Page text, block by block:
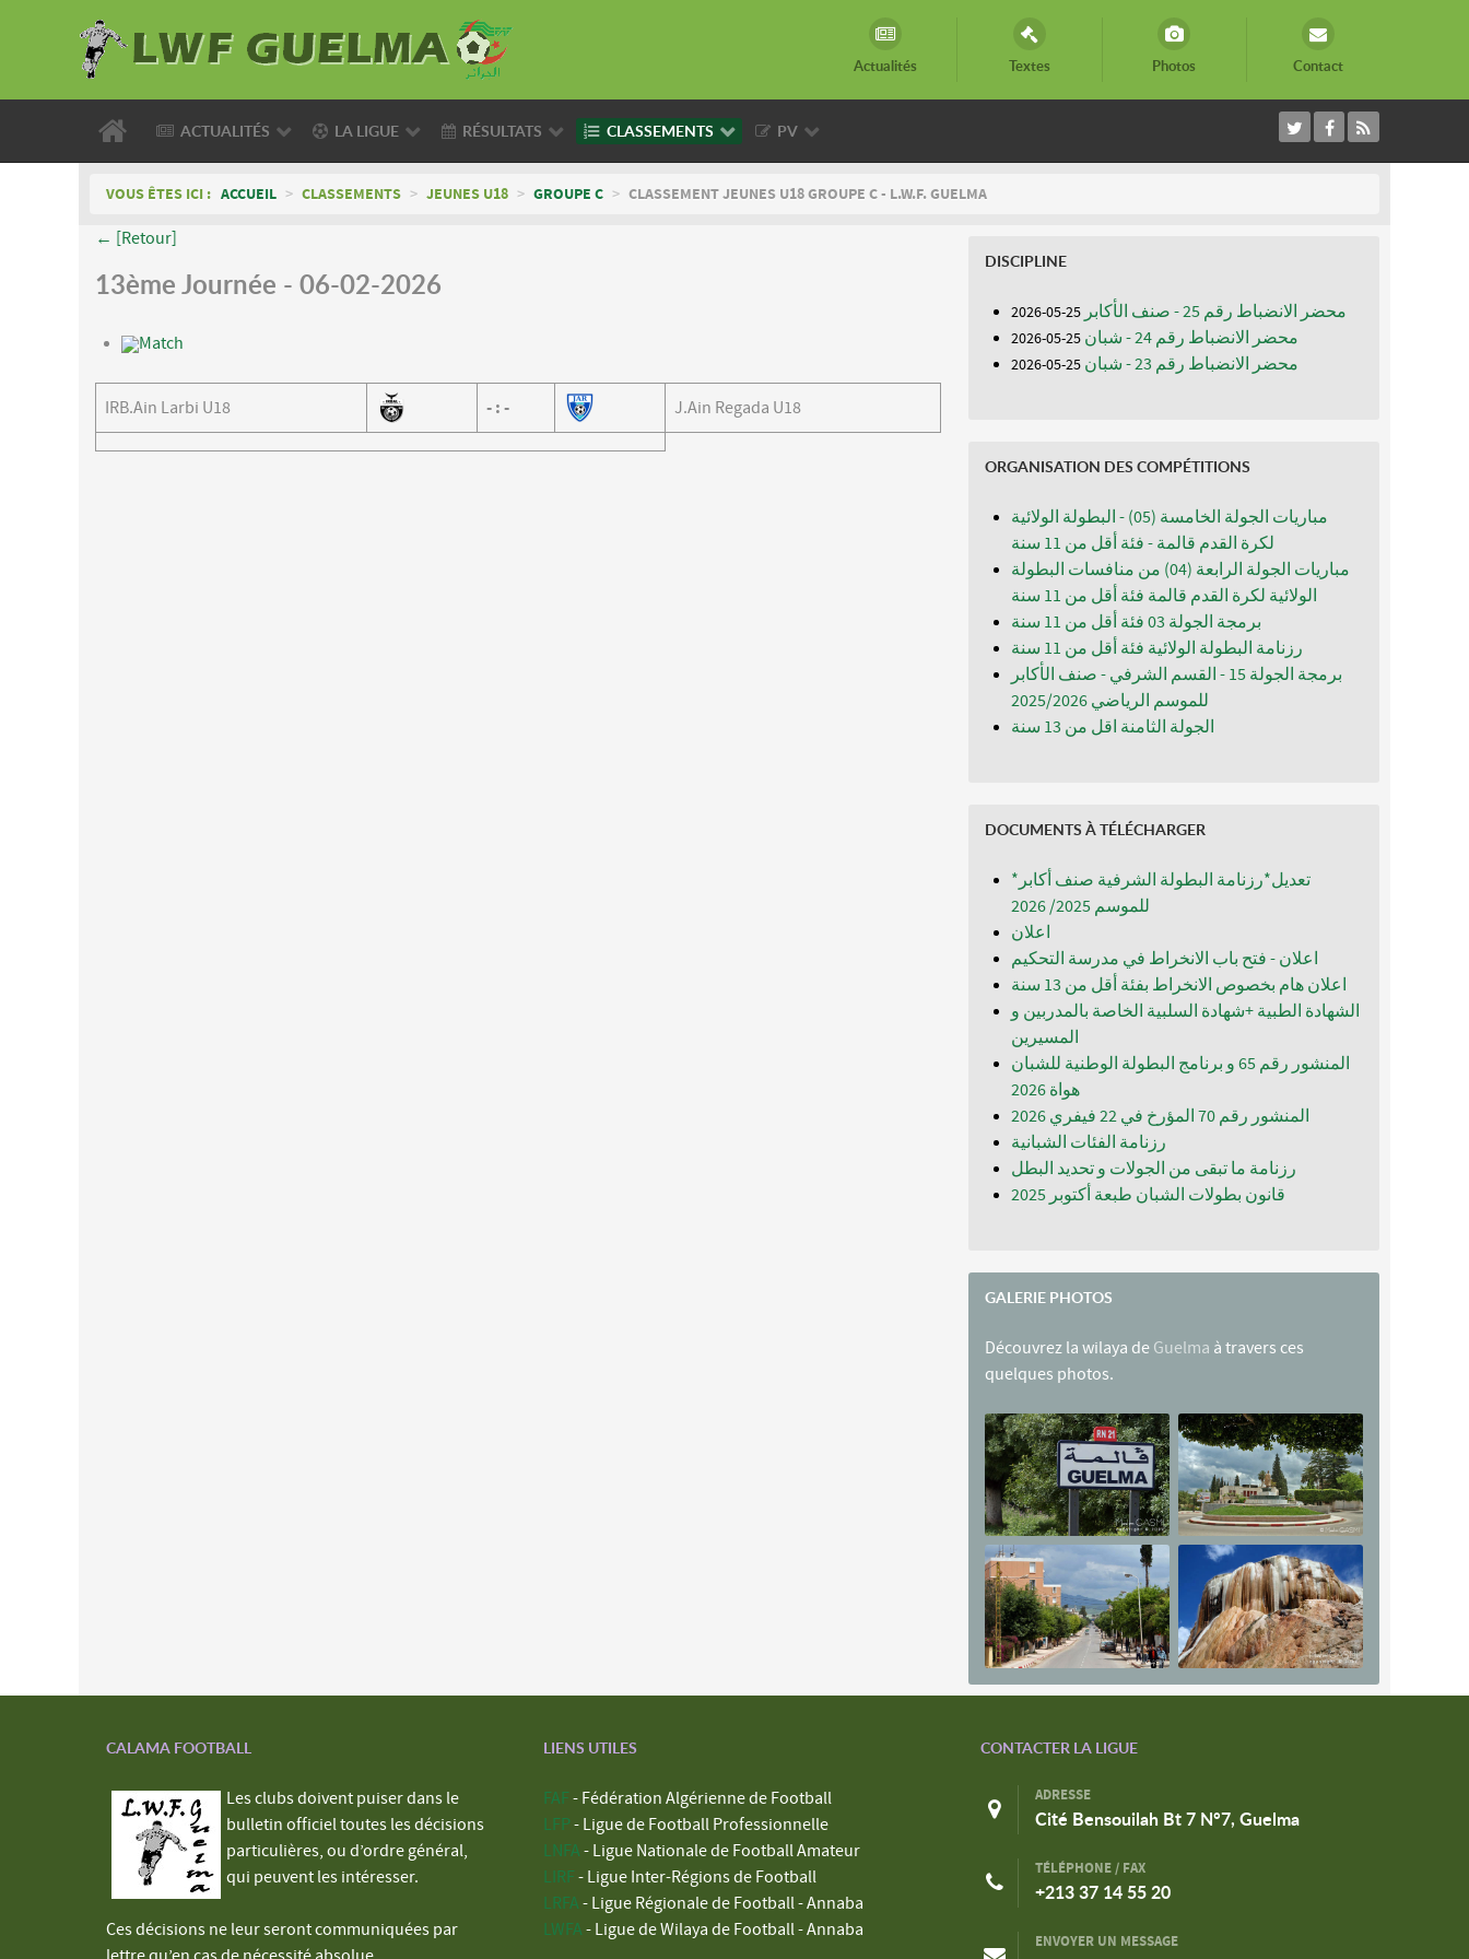
Actualités Textes Photos Contact
ACTUALITÉS LA LIGUE RÉSULTATS CLASSEMENTS PV
VOUS ÊTES ICI : ACCUEIL > CLASSEMENTS > JEUNES U18 > GROUPE C > CLASSEMENT JEUNES U18 GROUPE C - L.W.F. GUELMA
← [Retour]
13ème Journée - 06-02-2026
Match
IRB.Ain Larbi U18 - : - J.Ain Regada U18
DISCIPLINE
محضر الانضباط رقم 25 - صنف الأكابر 25-05-2026
محضر الانضباط رقم 24 - شبان 25-05-2026
محضر الانضباط رقم 23 - شبان 25-05-2026
ORGANISATION DES COMPÉTITIONS
مباريات الجولة الخامسة (05) - البطولة الولائية
لكرة القدم قالمة - فئة أقل من 11 سنة
مباريات الجولة الرابعة (04) من منافسات البطولة
الولائية لكرة القدم قالمة فئة أقل من 11 سنة
برمجة الجولة 03 فئة أقل من 11 سنة
رزنامة البطولة الولائية فئة أقل من 11 سنة
برمجة الجولة 15 - القسم الشرفي - صنف الأكابر
للموسم الرياضي 2025/2026
الجولة الثامنة اقل من 13 سنة
DOCUMENTS À TÉLÉCHARGER
*تعديل*رزنامة البطولة الشرفية صنف أكابر
للموسم 2025/ 2026
اعلان
اعلان - فتح باب الانخراط في مدرسة التحكيم
اعلان هام بخصوص الانخراط بفئة أقل من 13 سنة
الشهادة الطبية +شهادة السلبية الخاصة بالمدربين و
المسيرين
المنشور رقم 65 و برنامج البطولة الوطنية للشبان
المنشور رقم 70 المؤرخ في 22 فيفري 2026
رزنامة الفئات الشبانية
رزنامة ما تبقى من الجولات و تحديد البطل
قانون بطولات الشبان طبعة أكتوبر 2025
GALERIE PHOTOS
Découvrez la wilaya de Guelma à travers ces
quelques photos.
CALAMA FOOTBALL
Les clubs doivent puiser dans le
bulletin officiel toutes les décisions
particulières, ou d’ordre général,
qui peuvent les intéresser.
Ces décisions ne leur seront communiquées par
LIENS UTILES
FAF - Fédération Algérienne de Football
LFP - Ligue de Football Professionnelle
LNFA - Ligue Nationale de Football Amateur
LIRF - Ligue Inter-Régions de Football
LRFA - Ligue Régionale de Football - Annaba
LWFA - Ligue de Wilaya de Football - Annaba
CONTACTER LA LIGUE
ADRESSE
Cité Bensouilah Bt 7 N°7, Guelma
TÉLÉPHONE / FAX
+213 37 14 55 20
ENVOYER UN MESSAGE